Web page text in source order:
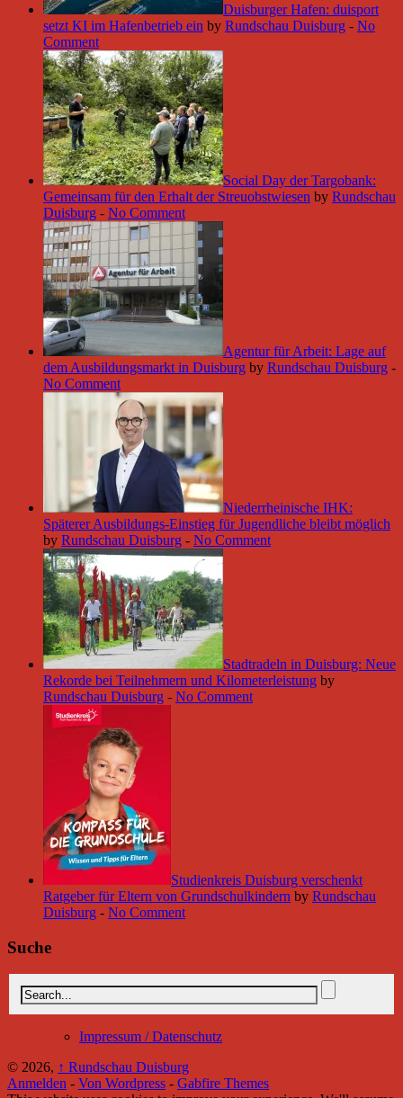
Duisburger Hafen: duisport
setzt KI im Hafenbetrieb ein by Rundschau Duisburg - No
Comment
Social Day der Targobank:
Gemeinsam für den Erhalt der Streuobstwiesen by Rundschau
Duisburg - No Comment
Agentur für Arbeit: Lage auf
dem Ausbildungsmarkt in Duisburg by Rundschau Duisburg -
No Comment
Niederrheinische IHK:
Späterer Ausbildungs-Einstieg für Jugendliche bleibt möglich
by Rundschau Duisburg - No Comment
Stadtradeln in Duisburg: Neue
Rekorde bei Teilnehmern und Kilometerleistung by
Rundschau Duisburg - No Comment
Studienkreis Duisburg verschenkt
Ratgeber für Eltern von Grundschulkindern by Rundschau
Duisburg - No Comment
Suche
Impressum / Datenschutz
© 2026, ↑ Rundschau Duisburg
Anmelden - Von Wordpress - Gabfire Themes